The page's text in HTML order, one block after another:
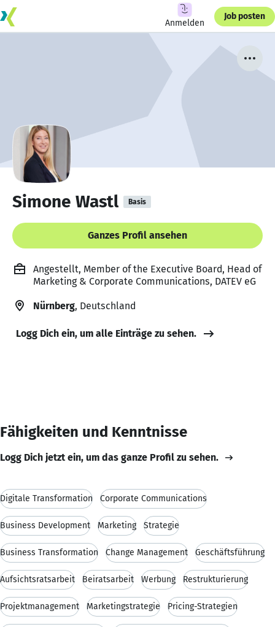
Anmelden
Job posten
Simone Wastl Basis
Ganzes Profil ansehen
Angestellt, Member of the Executive Board, Head of
Marketing & Corporate Communications, DATEV eG
Nürnberg, Deutschland
Logg Dich ein, um alle Einträge zu sehen.
Fähigkeiten und Kenntnisse
Logg Dich jetzt ein, um das ganze Profil zu sehen.
Digitale Transformation Corporate Communications
Business Development Marketing Strategie
Business Transformation Change Management Geschäftsführung
Aufsichtsratsarbeit Beiratsarbeit Werbung Restrukturierung
Projektmanagement Marketingstrategie Pricing-Strategien